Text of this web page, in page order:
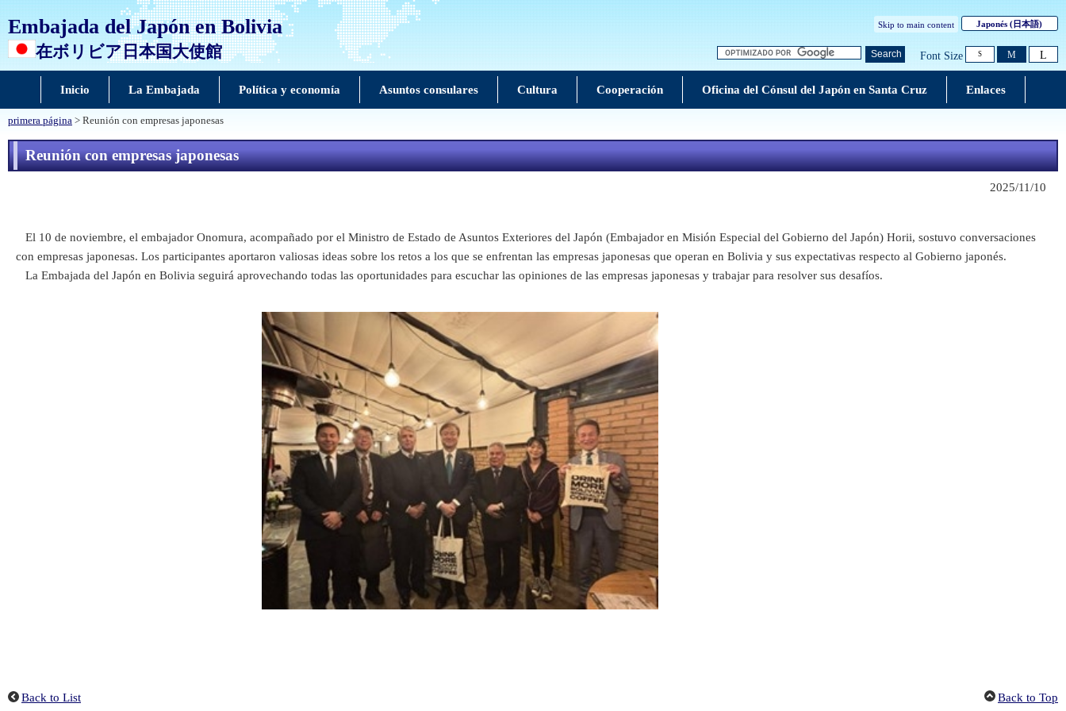
Embajada del Japón en Bolivia
在ボリビア日本国大使館
Skip to main content Japonés(日本語)
Search Font Size S M L
Inicio La Embajada Política y economía Asuntos consulares Cultura Cooperación Oficina del Cónsul del Japón en Santa Cruz Enlaces
primera página > Reunión con empresas japonesas
Reunión con empresas japonesas
2025/11/10
El 10 de noviembre, el embajador Onomura, acompañado por el Ministro de Estado de Asuntos Exteriores del Japón (Embajador en Misión Especial del Gobierno del Japón) Horii, sostuvo conversaciones
con empresas japonesas. Los participantes aportaron valiosas ideas sobre los retos a los que se enfrentan las empresas japonesas que operan en Bolivia y sus expectativas respecto al Gobierno japonés.
La Embajada del Japón en Bolivia seguirá aprovechando todas las oportunidades para escuchar las opiniones de las empresas japonesas y trabajar para resolver sus desafíos.
Back to List Back to Top